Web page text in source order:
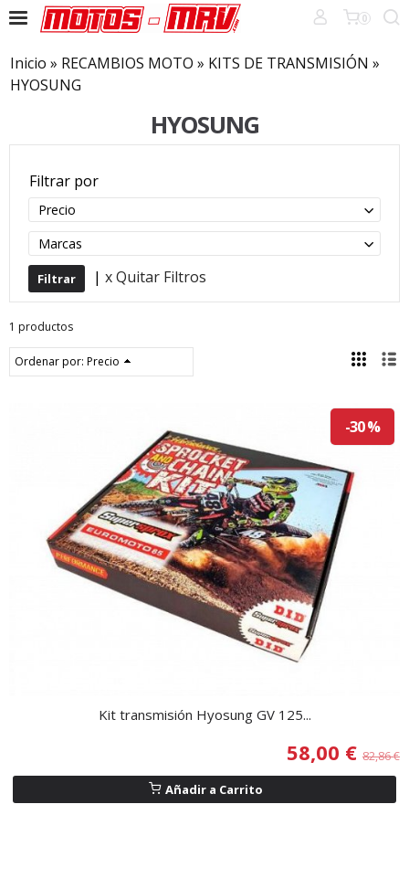
0
Inicio » RECAMBIOS MOTO » KITS DE TRANSMISIÓN »
HYOSUNG
HYOSUNG
Filtrar por
Precio
Marcas
| x Quitar Filtros
1 productos
Ordenar por: Precio
-30 %
Kit transmisión Hyosung GV 125...
58,00 € 82,86 €
Añadir a Carrito